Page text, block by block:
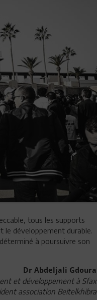
tous les supports
le développement durable.
à poursuivre son
Dr Abdeljali Gdoura
et développement à Sfax
association Beitelkhibra